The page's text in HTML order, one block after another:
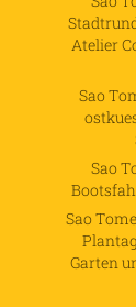
Atelier
Sao
Sao
Sao
Garten